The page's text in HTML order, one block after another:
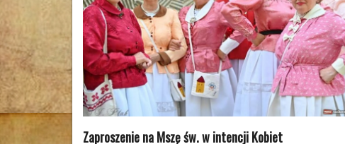
Zaproszenie na Mszę św. w intencji Kobiet